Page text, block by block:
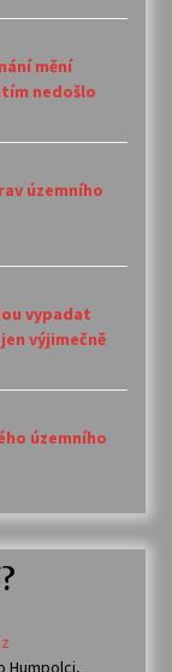
mění
nedošlo
územního
vypadat
výjimečně
územního
Humpolci,